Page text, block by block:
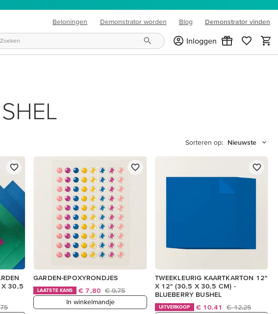
Beloningen Demonstrator worden Blog
(opens in new tab)
Demonstrator vinden
Inloggen
Sorteren op: Nieuwste
X 30,5
GARDEN-EPOXYRONDJES
LAATSTE KANS € 7,80 € 9,75
In winkelmandje
TWEEKLEURIG KAARTKARTON 12"
X 12" (30,5 X 30,5 CM) -
BLUEBERRY BUSHEL
UITVERKOOP € 10,41
€ 12,25